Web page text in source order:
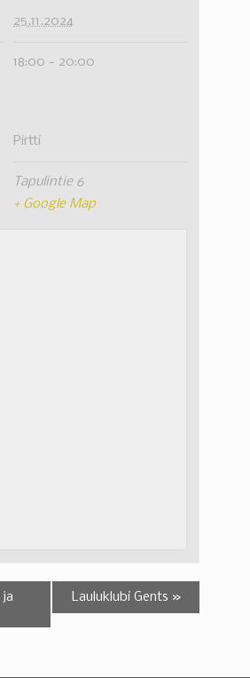
25.11.2024
18:00 - 20:00
Pirtti
Tapulintie 6
+ Google Map
ja
Lauluklubi Gents »